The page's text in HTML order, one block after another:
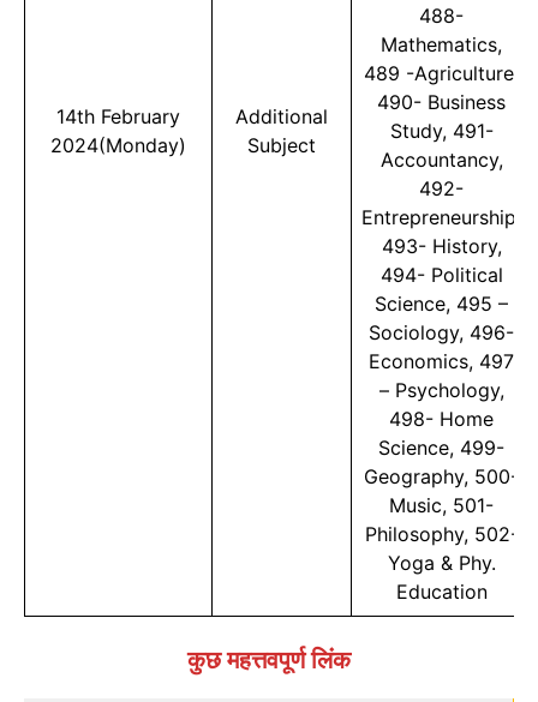
14th February
2024(Monday)
Additional
Subject
488-
Mathematics,
489 -Agriculture,
490- Business
Study, 491-
Accountancy,
492-
Entrepreneurship,
493- History,
494- Political
Science, 495 –
Sociology, 496-
Economics, 497
– Psychology,
498- Home
Science, 499-
Geography, 500-
Music, 501-
Philosophy, 502-
Yoga & Phy.
Education
कुछ महत्तवपूर्ण लिंक